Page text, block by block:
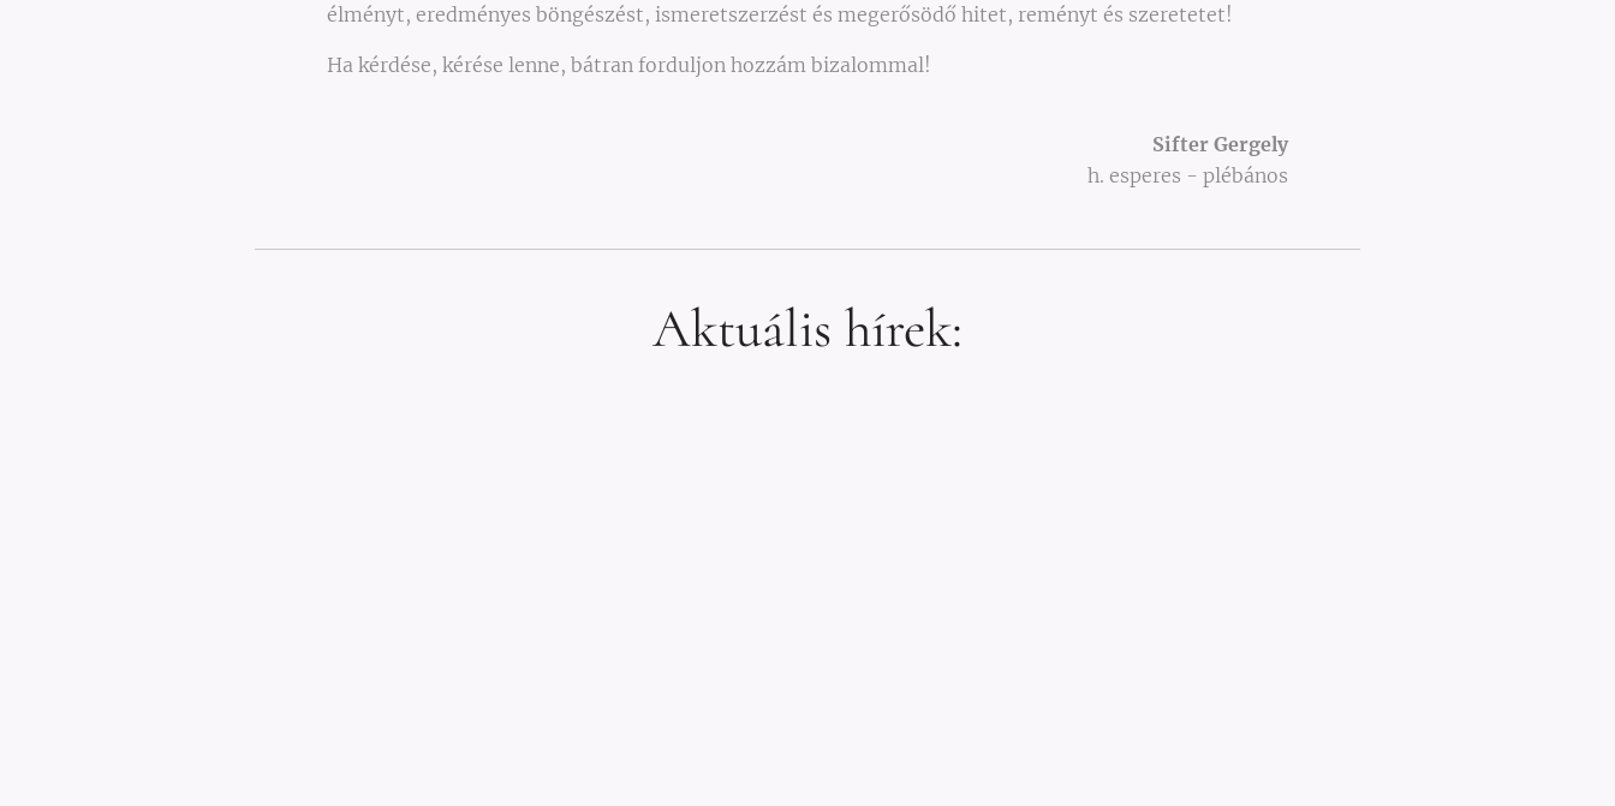
élményt, eredményes böngészést, ismeretszerzést és megerősödő hitet, reményt és szeretetet!
Ha kérdése, kérése lenne, bátran forduljon hozzám bizalommal!
Sifter Gergely
h. esperes - plébános
Aktuális hírek: